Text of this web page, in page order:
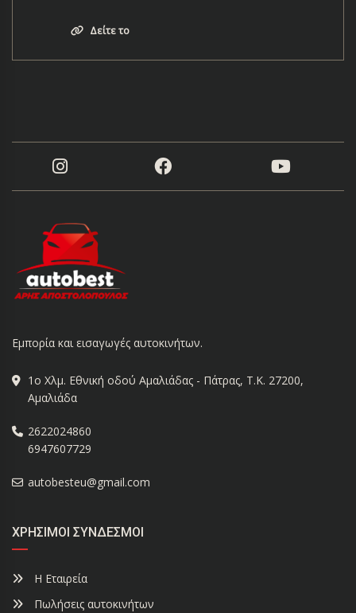
Δείτε το
Εμπορία και εισαγωγές αυτοκινήτων.
1ο Χλμ. Εθνική οδού Αμαλιάδας - Πάτρας, Τ.Κ. 27200,
Αμαλιάδα
2622024860
6947607729
autobesteu@gmail.com
ΧΡΉΣΙΜΟΙ ΣΎΝΔΕΣΜΟΙ
Η Εταιρεία
Πωλήσεις αυτοκινήτων